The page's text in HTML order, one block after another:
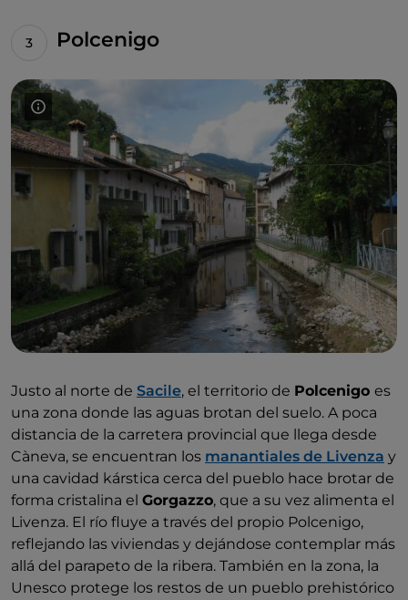
Polcenigo
Justo al norte de Sacile, el territorio de Polcenigo es
una zona donde las aguas brotan del suelo. A poca
distancia de la carretera provincial que llega desde
Càneva, se encuentran los manantiales de Livenza y
una cavidad kárstica cerca del pueblo hace brotar de
forma cristalina el Gorgazzo, que a su vez alimenta el
Livenza. El río fluye a través del propio Polcenigo,
reflejando las viviendas y dejándose contemplar más
allá del parapeto de la ribera. También en la zona, la
Unesco protege los restos de un pueblo prehistórico